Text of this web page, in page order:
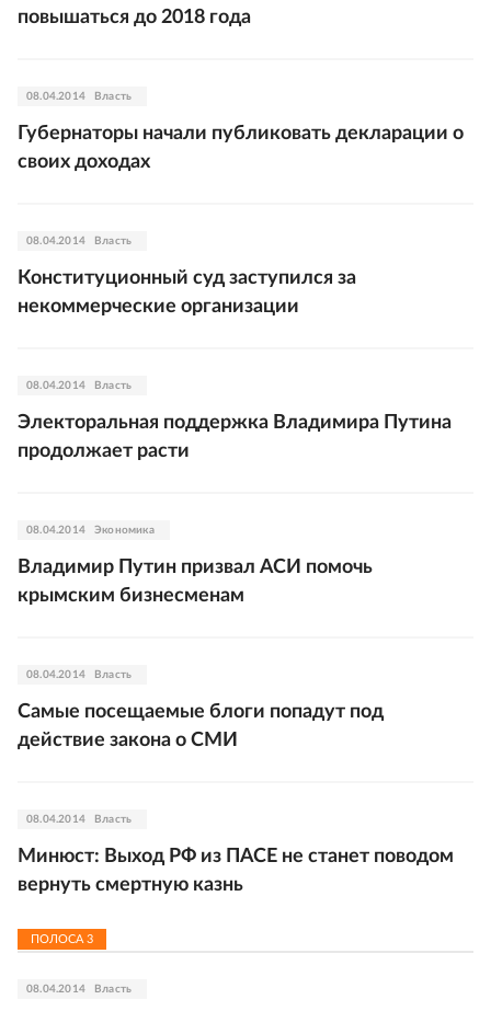
повышаться до 2018 года
08.04.2014 Власть
Губернаторы начали публиковать декларации о
своих доходах
08.04.2014 Власть
Конституционный суд заступился за
некоммерческие организации
08.04.2014 Власть
Электоральная поддержка Владимира Путина
продолжает расти
08.04.2014 Экономика
Владимир Путин призвал АСИ помочь
крымским бизнесменам
08.04.2014 Власть
Самые посещаемые блоги попадут под
действие закона о СМИ
08.04.2014 Власть
Минюст: Выход РФ из ПАСЕ не станет поводом
вернуть смертную казнь
ПОЛОСА 3
08.04.2014 Власть